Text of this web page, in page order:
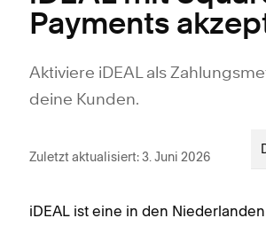
Payments
Aktiviere iDEAL als
deine Kunden.
Zuletzt aktualisiert: 3. Juni 2026
iDEAL ist eine in den